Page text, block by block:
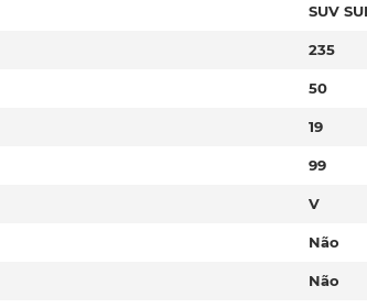
SUV
235
50
19
99
V
Não
Não